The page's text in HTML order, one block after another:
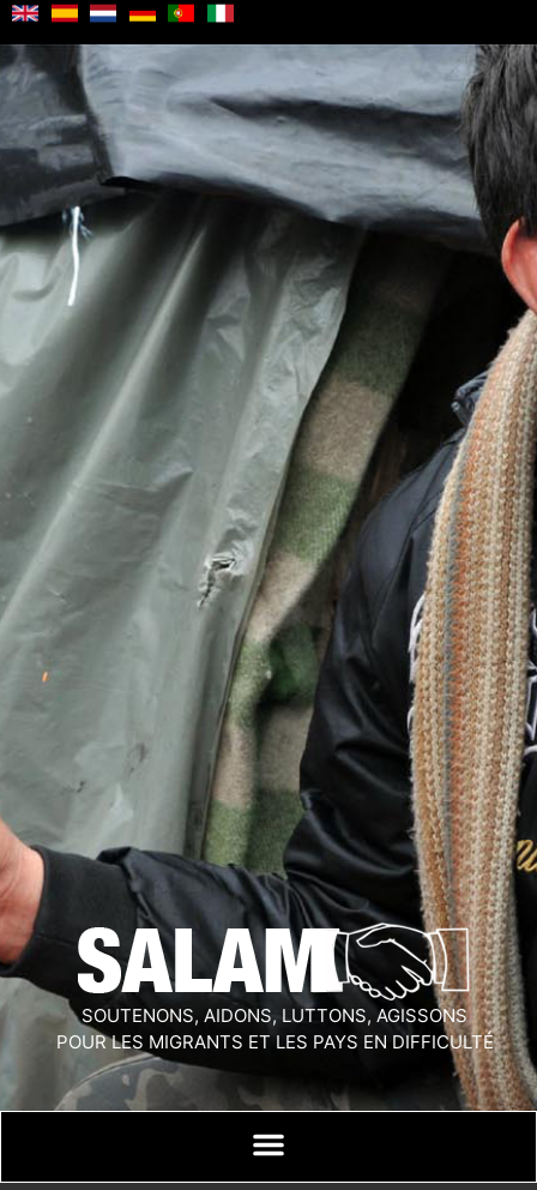
SOUTENONS, AIDONS, LUTTONS, AGISSONS
POUR LES MIGRANTS ET LES PAYS EN DIFFICULTÉ